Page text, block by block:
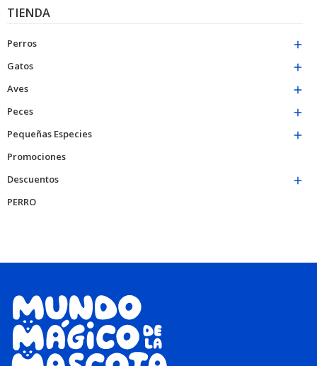
TIENDA
Perros

Gatos

Aves

Peces

Pequeñas Especies

Promociones
Descuentos

PERRO